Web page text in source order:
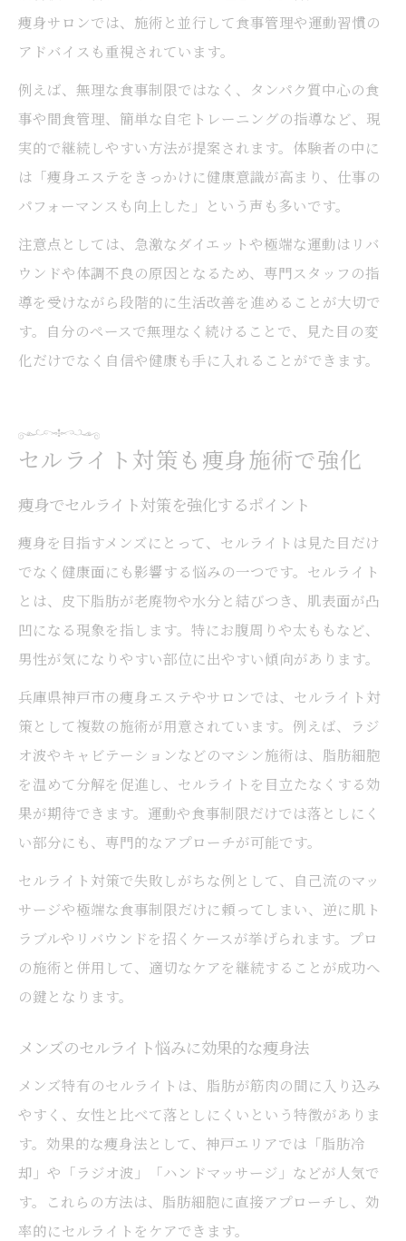
痩身サロンでは、施術と並行して食事管理や運動習慣の
アドバイスも重視されています。
例えば、無理な食事制限ではなく、タンパク質中心の食
事や間食管理、簡単な自宅トレーニングの指導など、現
実的で継続しやすい方法が提案されます。体験者の中に
は「痩身エステをきっかけに健康意識が高まり、仕事の
パフォーマンスも向上した」という声も多いです。
注意点としては、急激なダイエットや極端な運動はリバ
ウンドや体調不良の原因となるため、専門スタッフの指
導を受けながら段階的に生活改善を進めることが大切で
す。自分のペースで無理なく続けることで、見た目の変
化だけでなく自信や健康も手に入れることができます。
セルライト対策も痩身施術で強化
痩身でセルライト対策を強化するポイント
痩身を目指すメンズにとって、セルライトは見た目だけ
でなく健康面にも影響する悩みの一つです。セルライト
とは、皮下脂肪が老廃物や水分と結びつき、肌表面が凸
凹になる現象を指します。特にお腹周りや太ももなど、
男性が気になりやすい部位に出やすい傾向があります。
兵庫県神戸市の痩身エステやサロンでは、セルライト対
策として複数の施術が用意されています。例えば、ラジ
オ波やキャビテーションなどのマシン施術は、脂肪細胞
を温めて分解を促進し、セルライトを目立たなくする効
果が期待できます。運動や食事制限だけでは落としにく
い部分にも、専門的なアプローチが可能です。
セルライト対策で失敗しがちな例として、自己流のマッ
サージや極端な食事制限だけに頼ってしまい、逆に肌ト
ラブルやリバウンドを招くケースが挙げられます。プロ
の施術と併用して、適切なケアを継続することが成功へ
の鍵となります。
メンズのセルライト悩みに効果的な痩身法
メンズ特有のセルライトは、脂肪が筋肉の間に入り込み
やすく、女性と比べて落としにくいという特徴がありま
す。効果的な痩身法として、神戸エリアでは「脂肪冷
却」や「ラジオ波」「ハンドマッサージ」などが人気で
す。これらの方法は、脂肪細胞に直接アプローチし、効
率的にセルライトをケアできます。